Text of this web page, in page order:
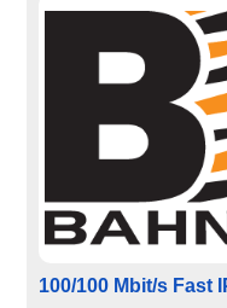
100/100 Mbit/s Fast